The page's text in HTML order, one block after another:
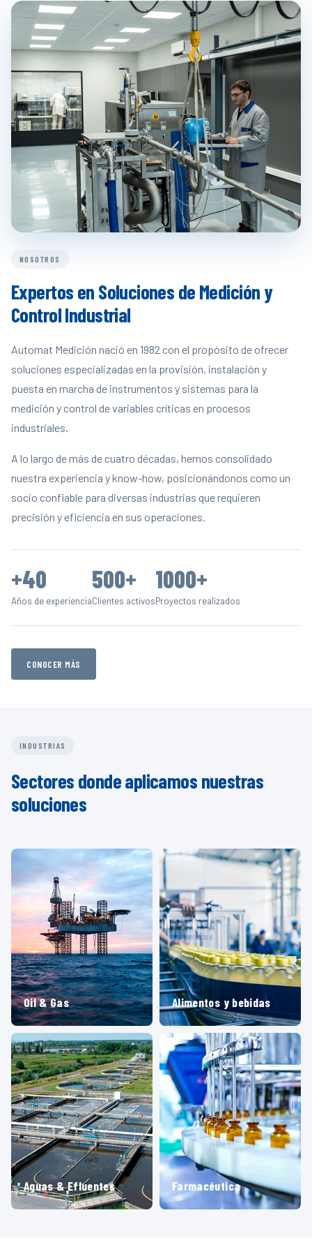
NOSOTROS
Expertos en Soluciones de Medición y
Control Industrial
Automat Medición nació en 1982 con el propósito de ofrecer
soluciones especializadas en la provisión, instalación y
puesta en marcha de instrumentos y sistemas para la
medición y control de variables críticas en procesos
industriales.
A lo largo de más de cuatro décadas, hemos consolidado
nuestra experiencia y know-how, posicionándonos como un
socio confiable para diversas industrias que requieren
precisión y eficiencia en sus operaciones.
+40
Años de experiencia
500+
Clientes activos
1000+
Proyectos realizados
CONOCER MÁS
INDUSTRIAS
Sectores donde aplicamos nuestras
soluciones
Oil & Gas Alimentos y bebidas
Aguas & Efluentes Farmacéutica